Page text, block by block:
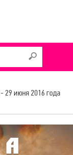
29 июня 2016 года